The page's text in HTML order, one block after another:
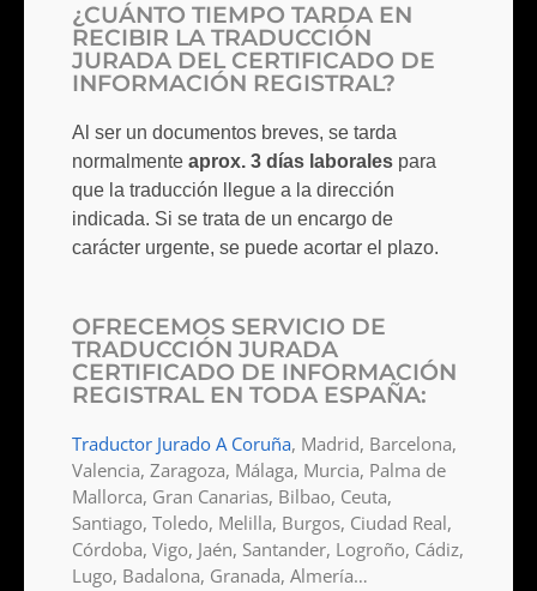
¿CUÁNTO TIEMPO TARDA EN
RECIBIR LA TRADUCCIÓN
JURADA DEL CERTIFICADO DE
INFORMACIÓN REGISTRAL?
Al ser un documentos breves, se tarda
normalmente aprox. 3 días laborales para
que la traducción llegue a la dirección
indicada. Si se trata de un encargo de
carácter urgente, se puede acortar el plazo.
OFRECEMOS SERVICIO DE
TRADUCCIÓN JURADA
CERTIFICADO DE INFORMACIÓN
REGISTRAL EN TODA ESPAÑA:
Traductor Jurado A Coruña, Madrid, Barcelona,
Valencia, Zaragoza, Málaga, Murcia, Palma de
Mallorca, Gran Canarias, Bilbao, Ceuta,
Santiago, Toledo, Melilla, Burgos, Ciudad Real,
Córdoba, Vigo, Jaén, Santander, Logroño, Cádiz,
Lugo, Badalona, Granada, Almería…